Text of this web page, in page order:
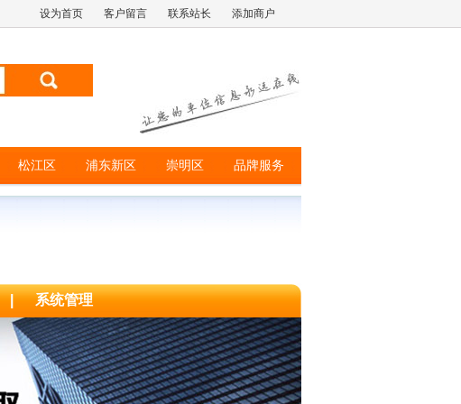
设为首页 客户留言 联系站长 添加商户
松江区 浦东新区 崇明区 品牌服务
| 系统管理